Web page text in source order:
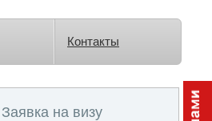
Контакты
Заявка на визу